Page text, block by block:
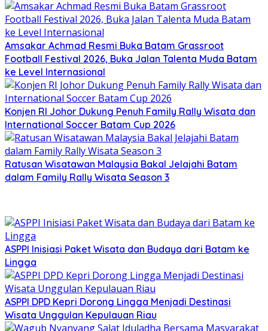
Amsakar Achmad Resmi Buka Batam Grassroot
Football Festival 2026, Buka Jalan Talenta Muda Batam
ke Level Internasional
Konjen RI Johor Dukung Penuh Family Rally Wisata dan
International Soccer Batam Cup 2026
Ratusan Wisatawan Malaysia Bakal Jelajahi Batam
dalam Family Rally Wisata Season 3
ASPPI Inisiasi Paket Wisata dan Budaya dari Batam ke
Lingga
ASPPI DPD Kepri Dorong Lingga Menjadi Destinasi
Wisata Unggulan Kepulauan Riau